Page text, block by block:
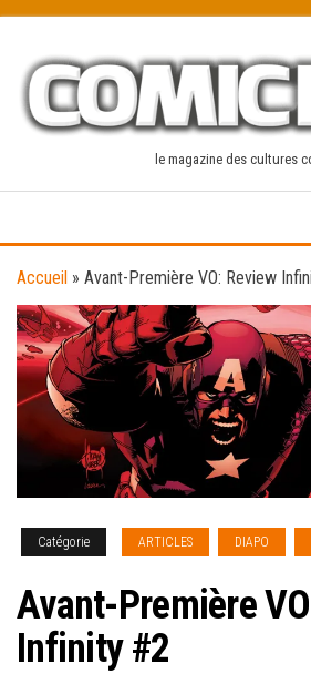
content
le magazine des cultures
Accueil » Avant-Première VO: Review
Catégorie ARTICLES DIAPO
Avant-Première
Infinity #2